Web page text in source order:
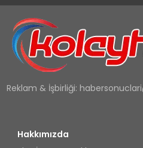
Reklam & İşbirliği:
Hakkımızda